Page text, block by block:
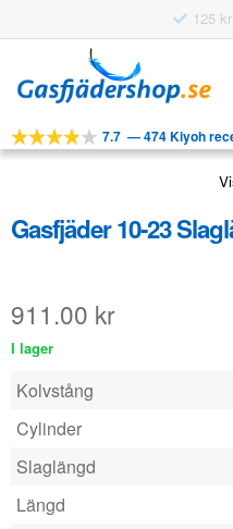
125
till
navigering
till
innehåll
VERKTYG
APPLIKATIONER
VANLIGA FRÅGOR
7.7 —474 Kiyoh
Gasfjäder 10-23
911.00 kr
I lager
Kolvstång
Cylinder
Slaglängd
Längd